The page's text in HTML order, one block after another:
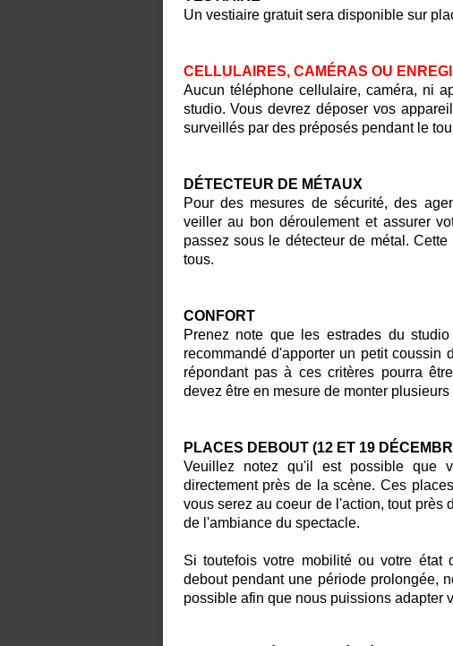
Un vestiaire gratuit sera disponible sur
CELLULAIRES, CAMÉRAS OU
Aucun téléphone cellulaire, caméra, ni
studio. Vous devrez déposer vos
surveillés par des préposés pendant le
DÉTECTEUR DE MÉTAUX
Pour des mesures de sécurité, des
veiller au bon déroulement et assurer
passez sous le détecteur de métal.
tous.
CONFORT
Prenez note que les estrades du
recommandé d'apporter un petit coussin
répondant pas à ces critères pourra
devez être en mesure de monter
PLACES DEBOUT (12 ET 19
Veuillez notez qu'il est possible que
directement près de la scène. Ces
vous serez au coeur de l'action, tout près
de l'ambiance du spectacle.
Si toutefois votre mobilité ou votre état
debout pendant une période prolongée,
possible afin que nous puissions adapter